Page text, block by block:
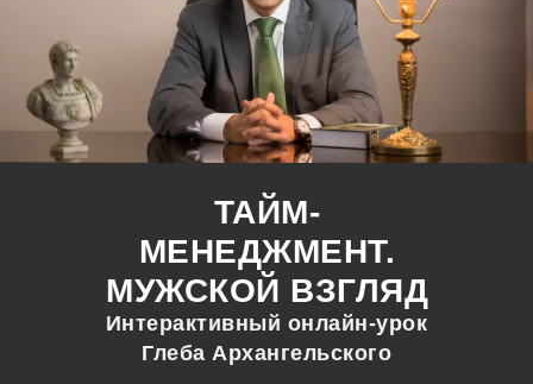
Интерактивный онлайн-урок
Глеба Архангельского
ТАЙМ-
МЕНЕДЖМЕНТ.
МУЖСКОЙ ВЗГЛЯД